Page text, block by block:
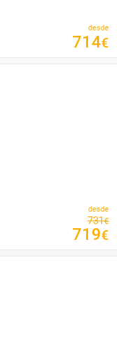
desde
714€
desde
731€
719€